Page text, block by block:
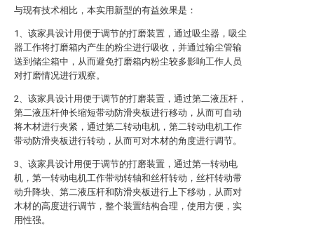
与现有技术相比，本实用新型的有益效果是：
1、该家具设计用便于调节的打磨装置，通过吸尘器，吸尘
器工作将打磨箱内产生的粉尘进行吸收，并通过输尘管输
送到储尘箱中，从而避免打磨箱内粉尘较多影响工作人员
对打磨情况进行观察。
2、该家具设计用便于调节的打磨装置，通过第二液压杆，
第二液压杆伸长缩短带动防滑夹板进行移动，从而可自动
将木材进行夹紧，通过第二转动电机，第二转动电机工作
带动防滑夹板进行转动，从而可对木材的角度进行调节。
3、该家具设计用便于调节的打磨装置，通过第一转动电
机，第一转动电机工作带动转轴和丝杆转动，丝杆转动带
动升降块、第二液压杆和防滑夹板进行上下移动，从而对
木材的高度进行调节，整个装置结构合理，使用方便，实
用性强。